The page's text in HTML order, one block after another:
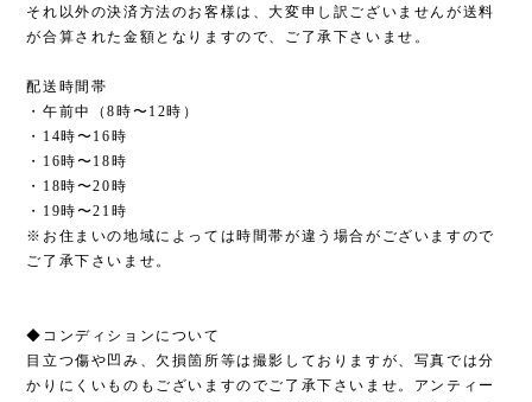
それ以外の決済方法のお客様は、大変申し訳ございませんが送料
が合算された金額となりますので、ご了承下さいませ。
配送時間帯
・午前中（8時〜12時）
・14時〜16時
・16時〜18時
・18時〜20時
・19時〜21時
※お住まいの地域によっては時間帯が違う場合がございますので
ご了承下さいませ。
◆コンディションについて
目立つ傷や凹み、欠損箇所等は撮影しておりますが、写真では分
かりにくいものもございますのでご了承下さいませ。アンティー